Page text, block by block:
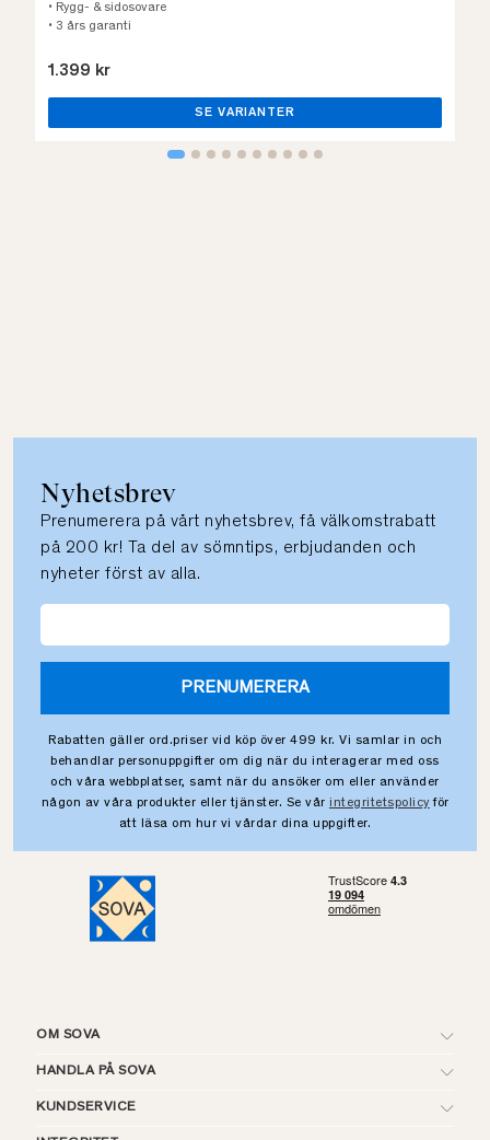
• Rygg- & sidosovare
• 3 års garanti
1.399 kr
SE VARIANTER
Nyhetsbrev
Prenumerera på vårt nyhetsbrev, få välkomstrabatt
på 200 kr! Ta del av sömntips, erbjudanden och
nyheter först av alla.
PRENUMERERA
Rabatten gäller ord.priser vid köp över 499 kr. Vi samlar in och
behandlar personuppgifter om dig när du interagerar med oss
och våra webbplatser, samt när du ansöker om eller använder
någon av våra produkter eller tjänster. Se vår integritetspolicy för
att läsa om hur vi vårdar dina uppgifter.
OM SOVA
HANDLA PÅ SOVA
KUNDSERVICE